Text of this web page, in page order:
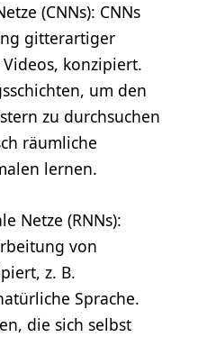
(CNNs): CNNs
gitterartiger
konzipiert.
um den
zu durchsuchen
räumliche
lernen.
Netze (RNNs):
von
z. B.
Sprache.
die sich selbst